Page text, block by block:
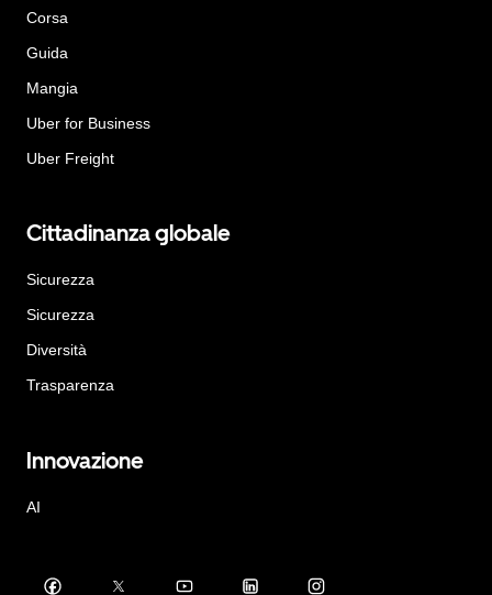
Corsa
Guida
Mangia
Uber for Business
Uber Freight
Cittadinanza globale
Sicurezza
Sicurezza
Diversità
Trasparenza
Innovazione
AI